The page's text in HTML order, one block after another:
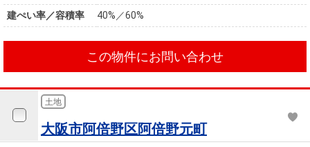
建ぺい率／容積率
40%／60%
この物件にお問い合わせ
土地
大阪市阿倍野区阿倍野元町